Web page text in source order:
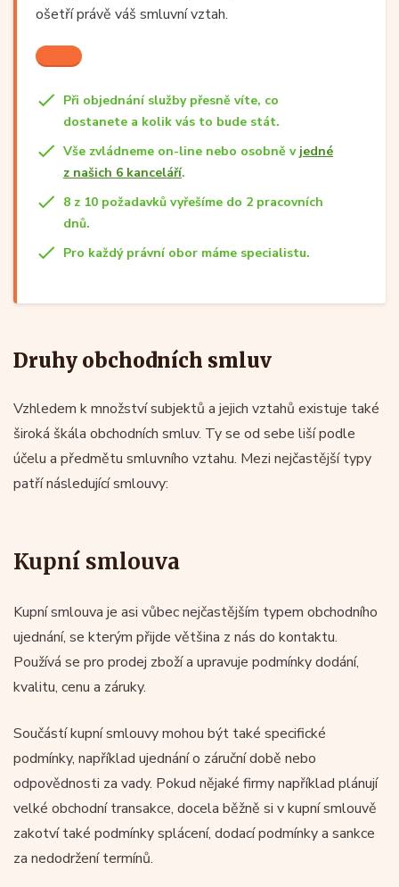
ošetří právě váš smluvní vztah.
Při objednání služby přesně víte, co
dostanete a kolik vás to bude stát.
Vše zvládneme on-line nebo osobně v jedné
z našich 6 kanceláří.
8 z 10 požadavků vyřešíme do 2 pracovních
dnů.
Pro každý právní obor máme specialistu.
Druhy obchodních smluv
Vzhledem k množství subjektů a jejich vztahů existuje také
široká škála obchodních smluv. Ty se od sebe liší podle
účelu a předmětu smluvního vztahu. Mezi nejčastější typy
patří následující smlouvy:
Kupní smlouva
Kupní smlouva je asi vůbec nejčastějším typem obchodního
ujednání, se kterým přijde většina z nás do kontaktu.
Používá se pro prodej zboží a upravuje podmínky dodání,
kvalitu, cenu a záruky.
Součástí kupní smlouvy mohou být také specifické
podmínky, například ujednání o záruční době nebo
odpovědnosti za vady. Pokud nějaké firmy například plánují
velké obchodní transakce, docela běžně si v kupní smlouvě
zakotví také podmínky splácení, dodací podmínky a sankce
za nedodržení termínů.